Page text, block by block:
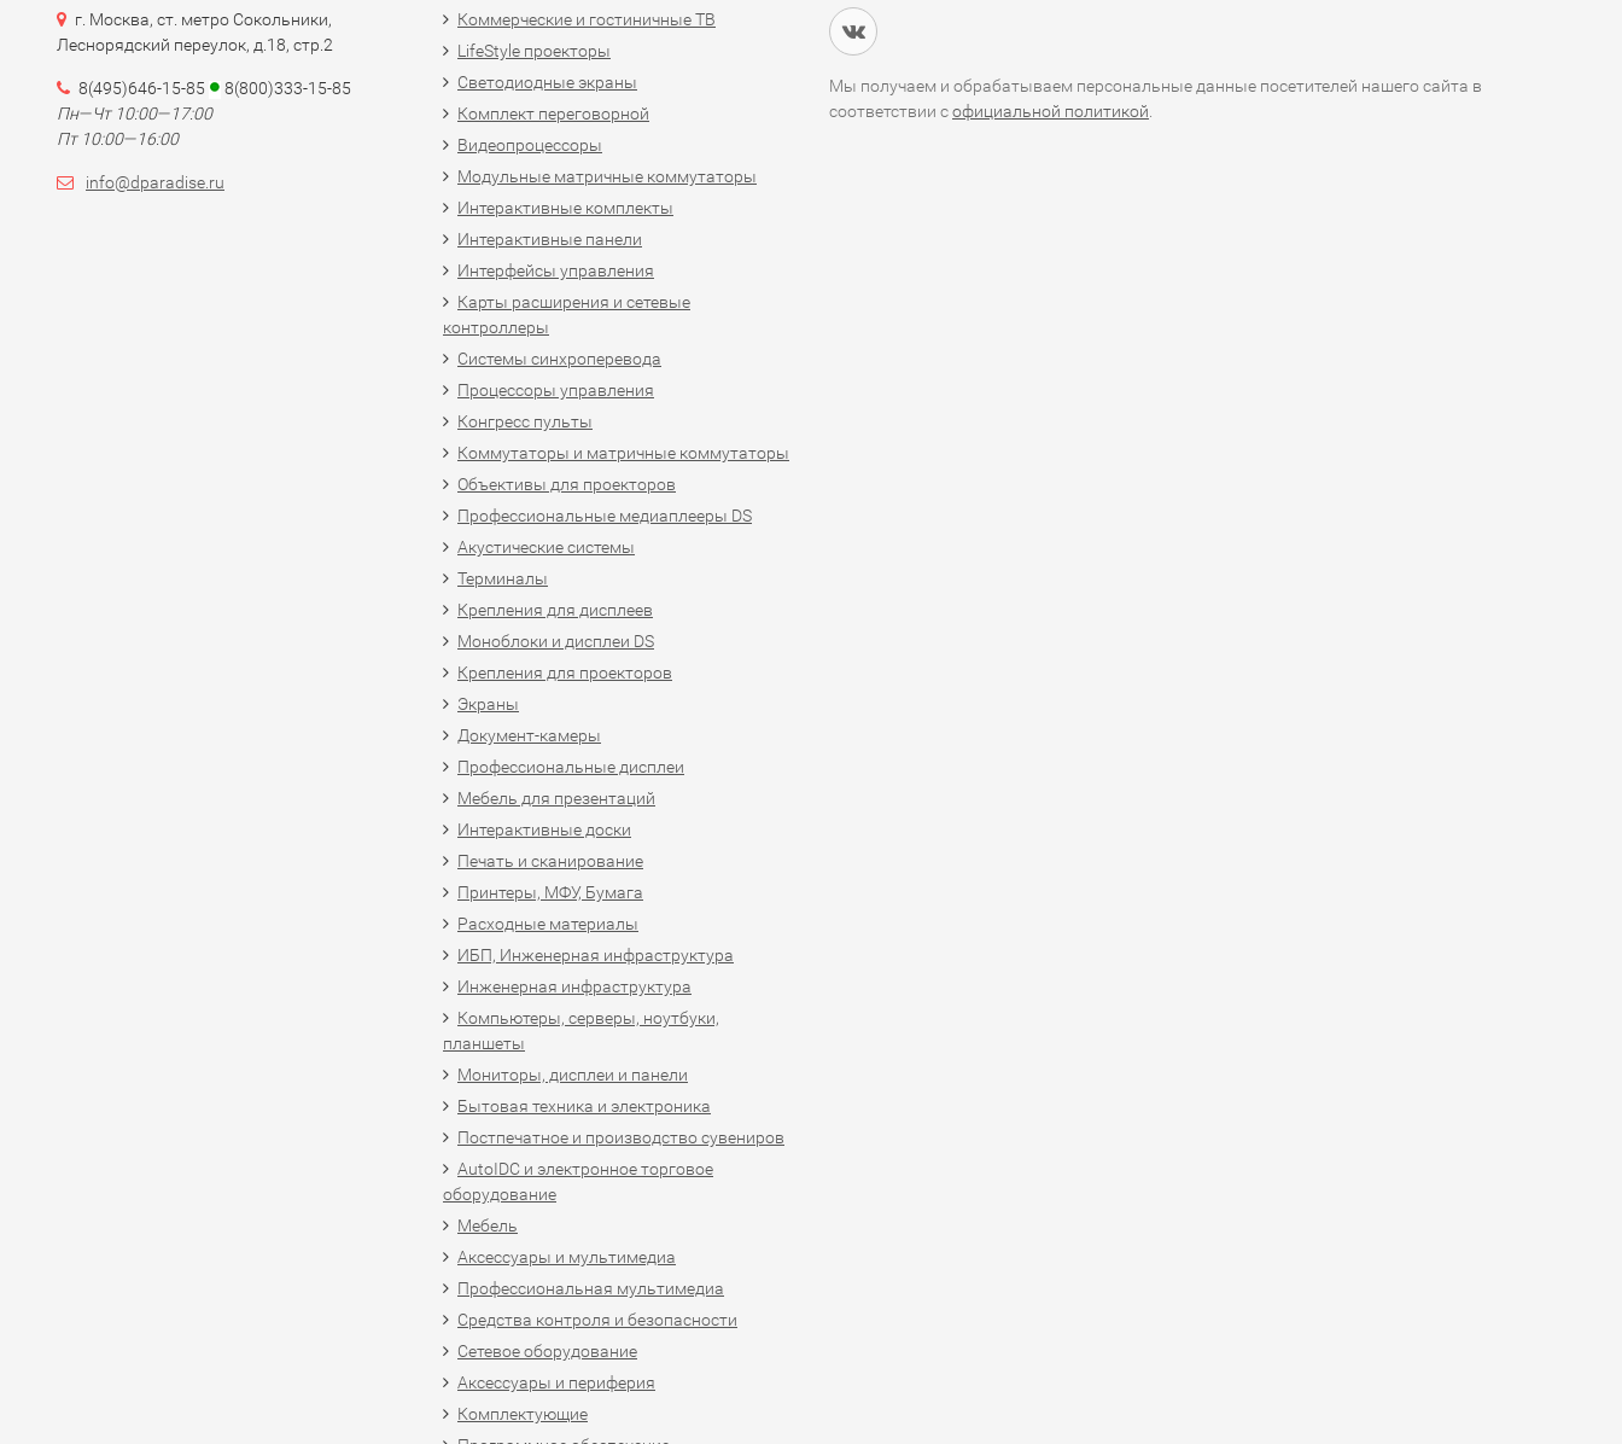
г. Москва, ст. метро Сокольники,
Леснорядский переулок, д.18, стр.2
8(495)646-15-85
8(800)333-15-85
Пн—Чт 10:00—17:00
Пт 10:00—16:00
info@dparadise.ru
Коммерческие и гостиничные ТВ
LifeStyle проекторы
Светодиодные экраны
Комплект переговорной
Видеопроцессоры
Модульные матричные коммутаторы
Интерактивные комплекты
Интерактивные панели
Интерфейсы управления
Карты расширения и сетевые
контроллеры
Системы синхроперевода
Процессоры управления
Конгресс пульты
Коммутаторы и матричные коммутаторы
Объективы для проекторов
Профессиональные медиаплееры DS
Акустические системы
Терминалы
Крепления для дисплеев
Моноблоки и дисплеи DS
Крепления для проекторов
Экраны
Документ-камеры
Профессиональные дисплеи
Мебель для презентаций
Интерактивные доски
Печать и сканирование
Принтеры, МФУ, Бумага
Расходные материалы
ИБП, Инженерная инфраструктура
Инженерная инфраструктура
Компьютеры, серверы, ноутбуки,
планшеты
Мониторы, дисплеи и панели
Бытовая техника и электроника
Постпечатное и производство сувениров
AutoIDC и электронное торговое
оборудование
Мебель
Аксессуары и мультимедиа
Профессиональная мультимедиа
Средства контроля и безопасности
Сетевое оборудование
Аксессуары и периферия
Комплектующие
Мы получаем и обрабатываем персональные данные посетителей нашего сайта в
соответствии софициальной политикой